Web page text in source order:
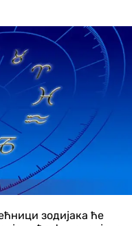
зодијака ће